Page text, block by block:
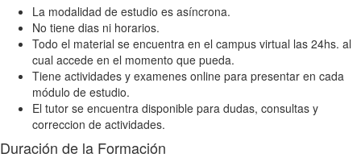
La modalidad de estudio es asíncrona.
No tiene dias ni horarios.
Todo el material se encuentra en el campus virtual las 24hs. al
cual accede en el momento que pueda.
Tiene actividades y examenes online para presentar en cada
módulo de estudio.
El tutor se encuentra disponible para dudas, consultas y
correccion de actividades.
Duración de la Formación